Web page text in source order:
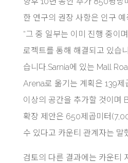
한 연구의 권장 사항은 인구
“그 중 일부는 이미 진행 중이
로젝트를 통해 해결되고 있습
습니다.Sarnia에 있는 Mall
Arena로 옮기는 계획은 139제
이상의 공간을 추가할 것이며
확장 제안은 650제곱미터
수 있다고 카운티 관계자는 말
검토의 다른 결과에는 카운티